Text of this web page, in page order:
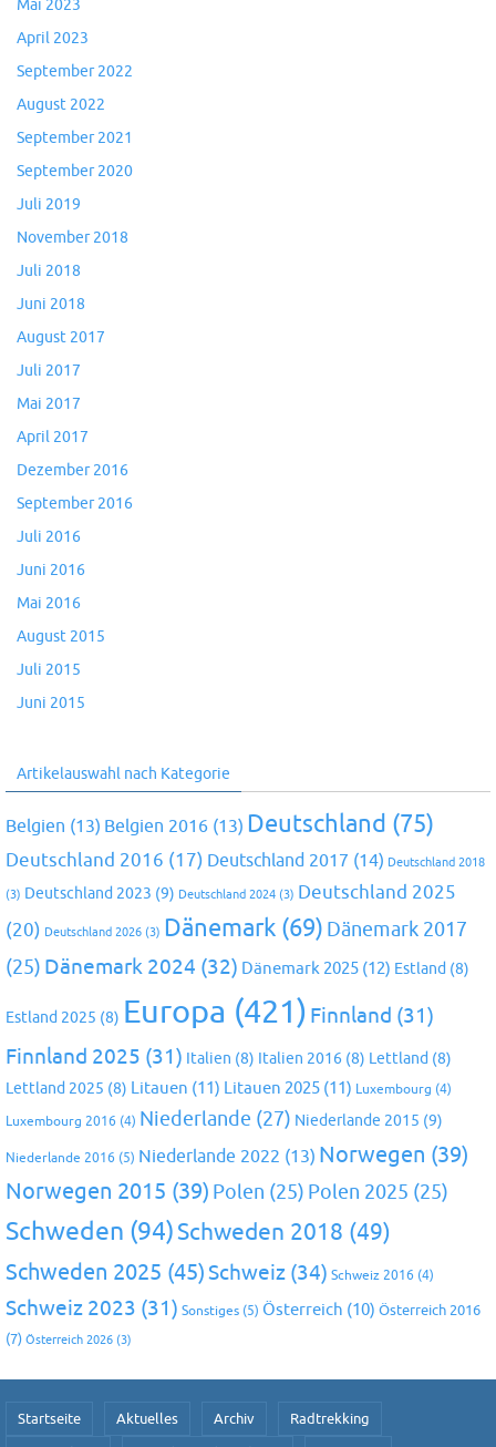
Mai 2023
April 2023
September 2022
August 2022
September 2021
September 2020
Juli 2019
November 2018
Juli 2018
Juni 2018
August 2017
Juli 2017
Mai 2017
April 2017
Dezember 2016
September 2016
Juli 2016
Juni 2016
Mai 2016
August 2015
Juli 2015
Juni 2015
Artikelauswahl nach Kategorie
Belgien (13) Belgien 2016 (13) Deutschland (75)
Deutschland 2016 (17) Deutschland 2017 (14) Deutschland 2018
(3) Deutschland 2023 (9) Deutschland 2024 (3) Deutschland 2025
(20) Deutschland 2026 (3) Dänemark (69) Dänemark 2017
(25) Dänemark 2024 (32) Dänemark 2025 (12) Estland (8)
Estland 2025 (8) Europa (421) Finnland (31)
Finnland 2025 (31) Italien (8) Italien 2016 (8) Lettland (8)
Lettland 2025 (8) Litauen (11) Litauen 2025 (11) Luxembourg (4)
Luxembourg 2016 (4) Niederlande (27) Niederlande 2015 (9)
Niederlande 2016 (5) Niederlande 2022 (13) Norwegen (39)
Norwegen 2015 (39) Polen (25) Polen 2025 (25)
Schweden (94)Schweden 2018 (49)
Schweden 2025 (45)Schweiz (34) Schweiz 2016 (4)
Schweiz 2023 (31) Sonstiges (5) Österreich (10) Österreich 2016
(7) Österreich 2026 (3)
Startseite Aktuelles Archiv
Radtrekking